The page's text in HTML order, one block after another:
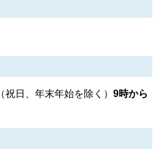
（祝日、年末年始を除く） 9時から